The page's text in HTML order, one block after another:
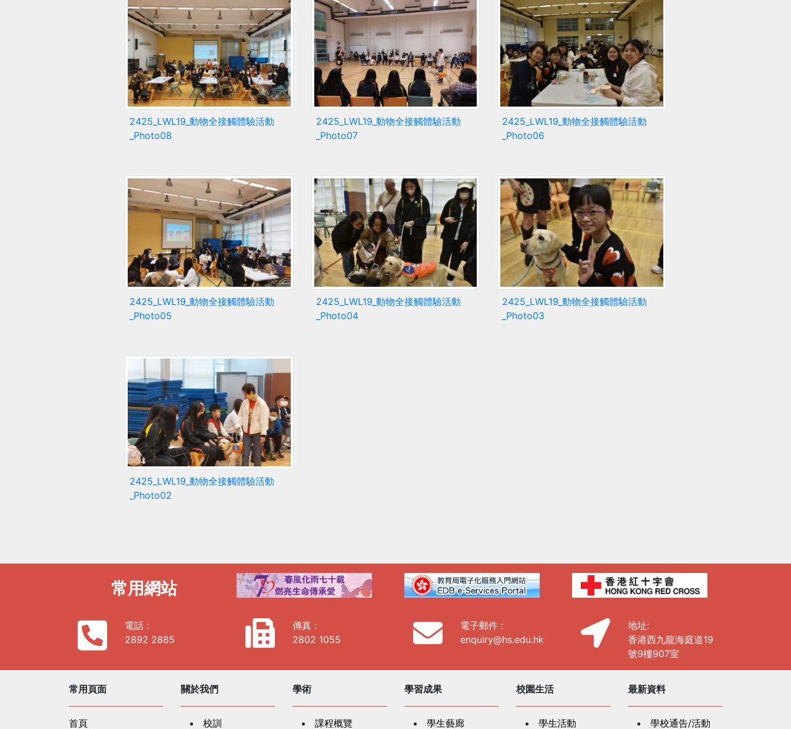
2425_LWL19_動物全接觸體驗活動
_Photo08
2425_LWL19_動物全接觸體驗活動
_Photo07
2425_LWL19_動物全接觸體驗活動
_Photo06
2425_LWL19_動物全接觸體驗活動
_Photo05
2425_LWL19_動物全接觸體驗活動
_Photo04
2425_LWL19_動物全接觸體驗活動
_Photo03
2425_LWL19_動物全接觸體驗活動
_Photo02
常用網站
電話 :
2892 2885
傳真 :
2802 1055
電子郵件 :
enquiry@hs.edu.hk
地址:
香港西九龍海庭道19
號9樓907室
常用頁面
首頁
關於我們
校訓
學術
課程概覽
學習成果
學生藝廊
校園生活
學生活動
最新資料
學校通告/活動